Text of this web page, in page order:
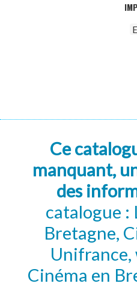
Ce
manquant,
des
catalogue :
Bretagne,
Unifrance,
Cinéma en